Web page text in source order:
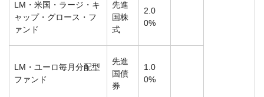
LM・米国・ラージ・キ
ャップ・グロース・フ
ァンド
先進
国株
式
2.0
0%
LM・ユーロ毎月分配型
ファンド
先進
国債
券
1.0
0%